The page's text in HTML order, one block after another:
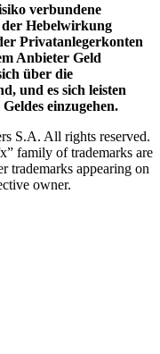
verbundene
Hebelwirkung
Privatanlegerkonten
Anbieter Geld
über die
und es sich leisten
einzugehen.
S.A. All rights reserved.
family of trademarks are
appearing on
owner.